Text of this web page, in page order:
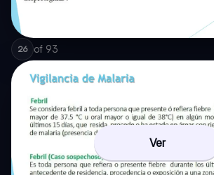
26 of 93
Ver